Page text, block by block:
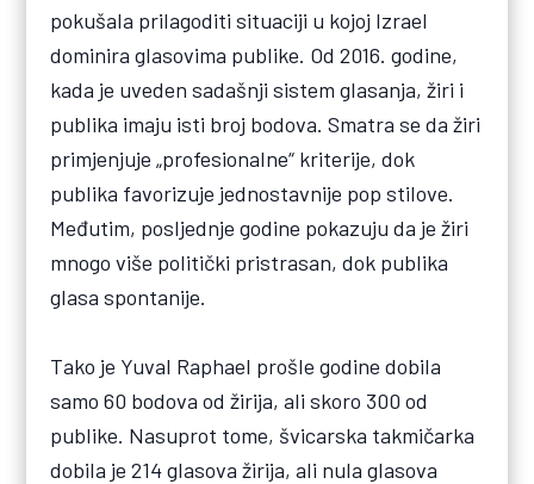
pokušala prilagoditi situaciji u kojoj Izrael
dominira glasovima publike. Od 2016. godine,
kada je uveden sadašnji sistem glasanja, žiri i
publika imaju isti broj bodova. Smatra se da žiri
primjenjuje „profesionalne“ kriterije, dok
publika favorizuje jednostavnije pop stilove.
Međutim, posljednje godine pokazuju da je žiri
mnogo više politički pristrasan, dok publika
glasa spontanije.
Tako je Yuval Raphael prošle godine dobila
samo 60 bodova od žirija, ali skoro 300 od
publike. Nasuprot tome, švicarska takmičarka
dobila je 214 glasova žirija, ali nula glasova